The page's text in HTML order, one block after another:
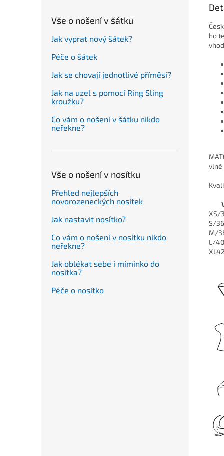
Vše o nošení v šátku
Jak vyprat nový šátek?
Péče o šátek
Jak se chovají jednotlivé příměsi?
Jak na uzel s pomocí Ring Sling
kroužku?
Co vám o nošení v šátku nikdo
neřekne?
Vše o nošení v nosítku
Přehled nejlepších
novorozeneckých nosítek
Jak nastavit nosítko?
Co vám o nošení v nosítku nikdo
neřekne?
Jak oblékat sebe i miminko do
nosítka?
Péče o nosítko
ho
vlně
XS/
S/36
M/
L/40
XL42